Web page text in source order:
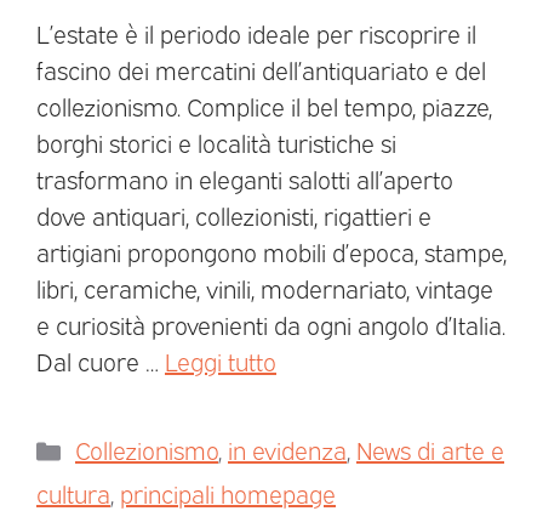
L’estate è il periodo ideale per riscoprire il
fascino dei mercatini dell’antiquariato e del
collezionismo. Complice il bel tempo, piazze,
borghi storici e località turistiche si
trasformano in eleganti salotti all’aperto
dove antiquari, collezionisti, rigattieri e
artigiani propongono mobili d’epoca, stampe,
libri, ceramiche, vinili, modernariato, vintage
e curiosità provenienti da ogni angolo d’Italia.
Dal cuore … Leggi tutto
Collezionismo in evidenza News di arte e
cultura principali homepage